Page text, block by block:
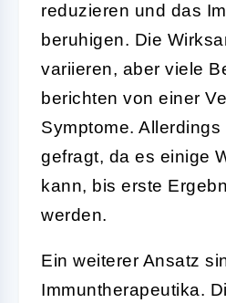
reduzieren und das
beruhigen. Die
variieren, aber viele
berichten von einer
Symptome. Allerdings
gefragt, da es einige
kann, bis erste
werden.
Ein weiterer Ansatz
Immuntherapeutika.